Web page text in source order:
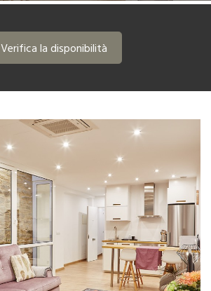
Verifica la disponibilità